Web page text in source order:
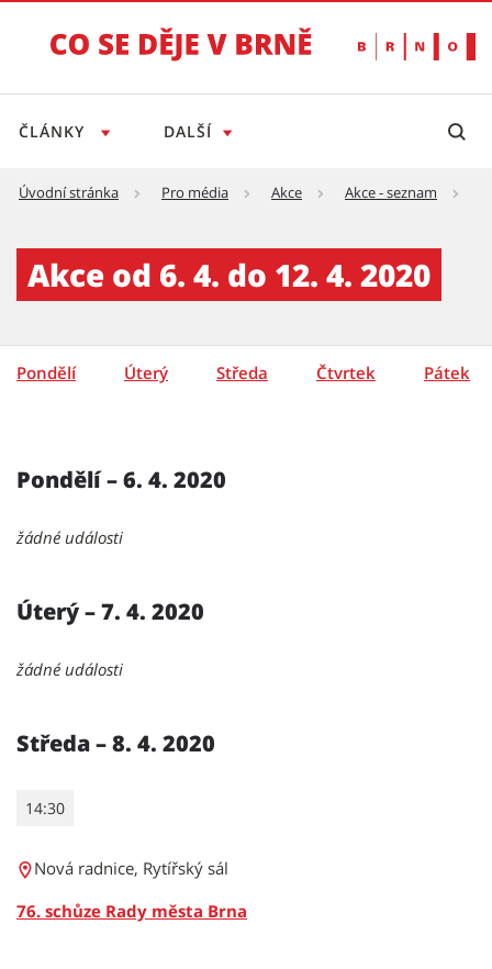
ČLÁNKY DALŠÍ
Úvodní stránka Pro média Akce Akce - seznam
Akce od 6. 4. do 12. 4. 2020
Pondělí Úterý Středa Čtvrtek Pátek
Pondělí – 6. 4. 2020
žádné události
Úterý – 7. 4. 2020
žádné události
Středa – 8. 4. 2020
14:30
Nová radnice, Rytířský sál
76. schůze Rady města Brna